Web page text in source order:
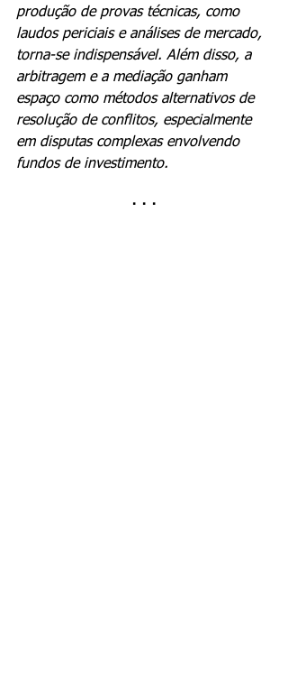
produção de provas técnicas, como
laudos periciais e análises de mercado,
torna-se indispensável. Além disso, a
arbitragem e a mediação ganham
espaço como métodos alternativos de
resolução de conflitos, especialmente
em disputas complexas envolvendo
fundos de investimento.
· · ·